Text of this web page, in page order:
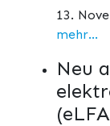
13.
mehr...
Neu